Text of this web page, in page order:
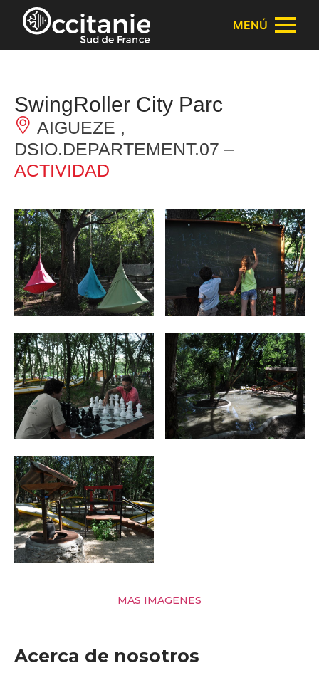
Panel de gestión de cookies
MENÚ
SwingRoller City Parc
AIGUEZE ,
DSIO.DEPARTEMENT.07 –
ACTIVIDAD
MAS IMAGENES
Acerca de nosotros